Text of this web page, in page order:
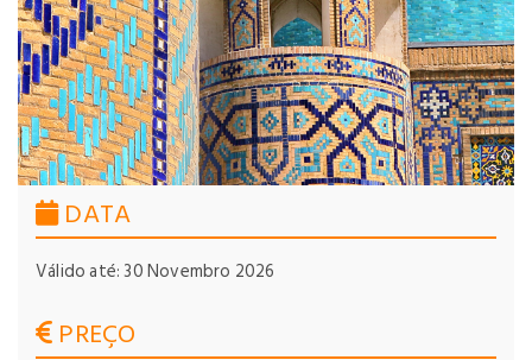
DATA
Válido até: 30 Novembro 2026
PREÇO